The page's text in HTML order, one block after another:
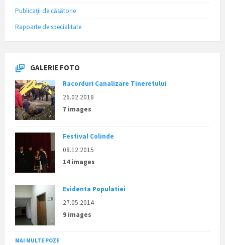
Publicații de căsătorie
Rapoarte de specialitate
GALERIE FOTO
Racorduri Canalizare Tineretului
26.02.2018
7 images
Festival Colinde
08.12.2015
14 images
Evidenta Populatiei
27.05.2014
9 images
MAI MULTE POZE